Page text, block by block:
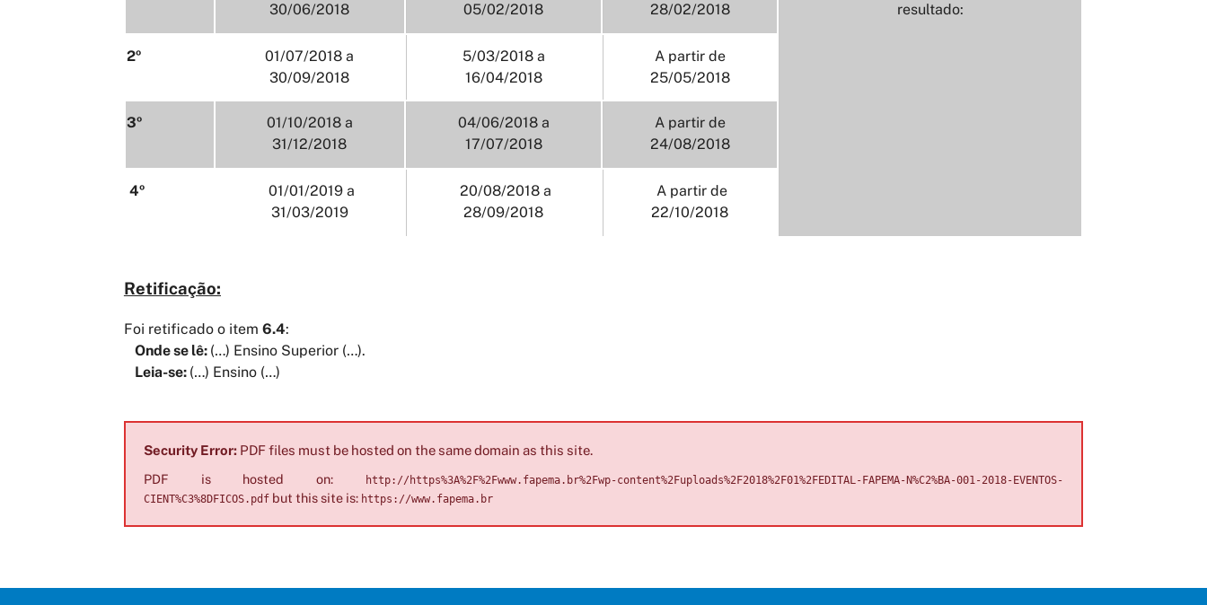
30/06/2018
05/02/2018
28/02/2018
resultado:
2º
01/07/2018 a
30/09/2018
5/03/2018 a
16/04/2018
A partir de
25/05/2018
3º
01/10/2018 a
31/12/2018
04/06/2018 a
17/07/2018
A partir de
24/08/2018
4º
01/01/2019 a
31/03/2019
20/08/2018 a
28/09/2018
A partir de
22/10/2018
Retificação:
Foi retificado o item 6.4:
Onde se lê: (…) Ensino Superior (…).
Leia-se: (…) Ensino (…)
Security Error:PDF files must be hosted on the same domain as this site.
PDF is hosted on:
http://https%3A%2F%2Fwww.fapema.br%2Fwp-content%2Fuploads%2F2018%2F01%2FEDITAL-FAPEMA-N%C2%BA-001-2018-EVENTOS-
CIENT%C3%8DFICOS.pdfbut this site is: https://www.fapema.br